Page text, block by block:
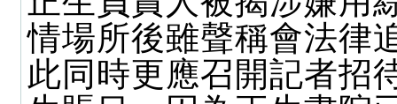
情場所後雖聲稱會法律
此同時更應召開記者招